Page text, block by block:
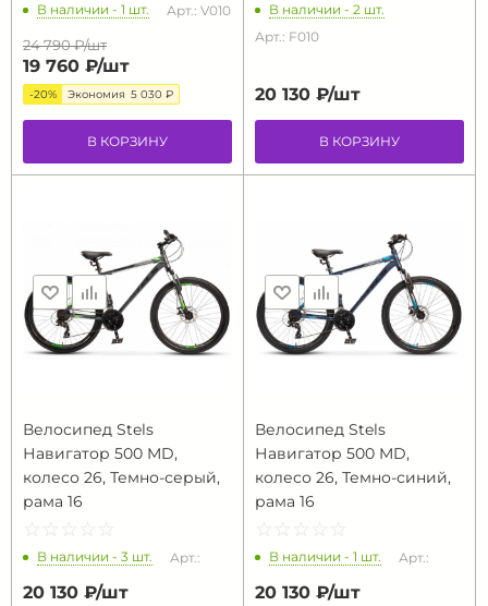
В наличии - 1 шт. Арт.: V010
24 790 ₽/шт
19 760 ₽/шт
-20% Экономия 5 030 ₽
В КОРЗИНУ
В наличии - 2 шт.
Арт.: F010
20 130 ₽/шт
В КОРЗИНУ
Велосипед Stels
Навигатор 500 MD,
колесо 26, Темно-серый,
рама 16
☆ ☆ ☆ ☆ ☆
★ ★ ★ ★ ★
В наличии - 3 шт. Арт.:
20 130 ₽/шт
Велосипед Stels
Навигатор 500 MD,
колесо 26, Темно-синий,
рама 16
☆ ☆ ☆ ☆ ☆
★ ★ ★ ★ ★
В наличии - 1 шт. Арт.:
20 130 ₽/шт